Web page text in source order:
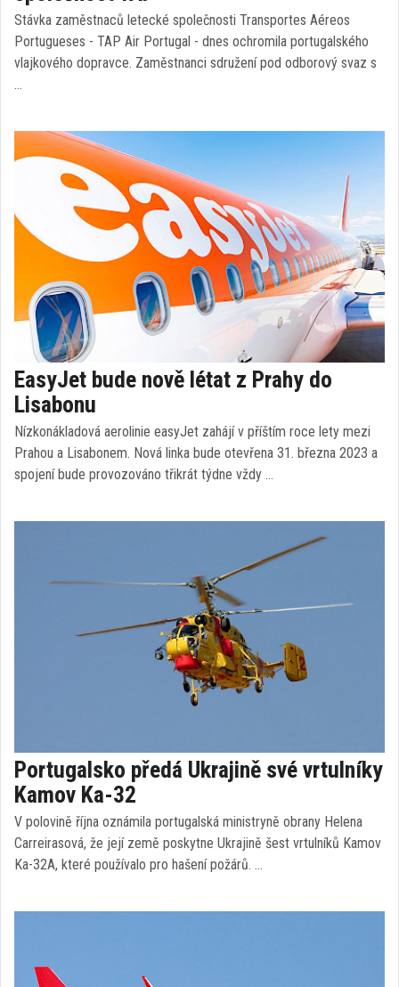
Stávka zaměstnaců letecké společnosti Transportes Aéreos
Portugueses - TAP Air Portugal - dnes ochromila portugalského
vlajkového dopravce. Zaměstnanci sdružení pod odborový svaz s
…
EasyJet bude nově létat z Prahy do
Lisabonu
Nízkonákladová aerolinie easyJet zahájí v příštím roce lety mezi
Prahou a Lisabonem. Nová linka bude otevřena 31. března 2023 a
spojení bude provozováno třikrát týdne vždy …
Portugalsko předá Ukrajině své vrtulníky
Kamov Ka-32
V polovině října oznámila portugalská ministryně obrany Helena
Carreirasová, že její země poskytne Ukrajině šest vrtulníků Kamov
Ka-32A, které používalo pro hašení požárů. …